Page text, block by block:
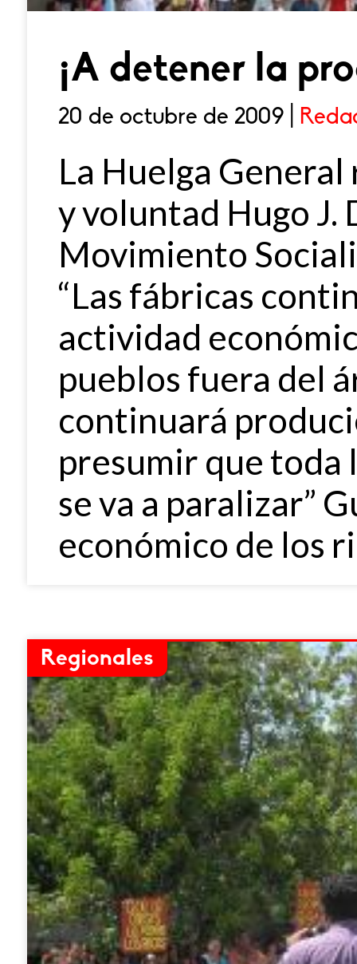
¡A detener la
20 de octubre de 2009 |
La Huelga
y voluntad Hugo
Movimiento
“Las fábricas
actividad
pueblos fuera del
continuará
presumir que toda
se va a paralizar”
económico de los
Regionales